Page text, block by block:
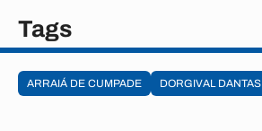
Tags
ARRAIÁ DE CUMPADE DORGIVAL DANTAS